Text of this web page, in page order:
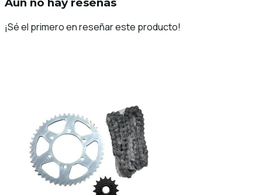
Aún no hay reseñas
¡Sé el primero en reseñar este producto!